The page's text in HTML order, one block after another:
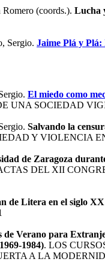
(coords.). Lucha
Sergio. Jaime Plá y
El miedo como
UNA SOCIEDAD
Salvando la
Y VIOLENCIA
de Zaragoza
DEL XII
de Litera en el siglo XX
de Verano para
1984). LOS
A LA